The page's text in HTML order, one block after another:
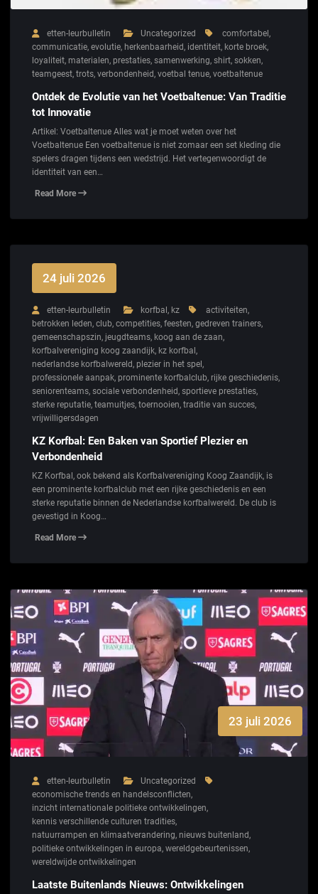
etten-leurbulletin Uncategorized comfortabel ,
communicatie, evolutie, herkenbaarheid, identiteit, korte broek,
loyaliteit, materialen, prestaties, samenwerking, shirt, sokken,
teamgeest, trots, verbondenheid, voetbal tenue, voetbaltenue
Ontdek de Evolutie van het Voetbaltenue: Van Traditie
tot Innovatie
Artikel: Voetbaltenue Alles wat je moet weten over het
Voetbaltenue Een voetbaltenue is niet zomaar een set kleding die
spelers dragen tijdens een wedstrijd. Het vertegenwoordigt de
identiteit van een…
Read More
24 juli 2026
etten-leurbulletin korfbal , kz activiteiten,
betrokken leden, club, competities, feesten, gedreven trainers,
gemeenschapszin, jeugdteams, koog aan de zaan,
korfbalvereniging koog zaandijk, kz korfbal ,
nederlandse korfbalwereld, plezier in het spel ,
professionele aanpak, prominente korfbalclub, rijke geschiedenis,
seniorenteams, sociale verbondenheid, sportieve prestaties,
sterke reputatie, teamuitjes, toernooien, traditie van succes,
vrijwilligersdagen
KZ Korfbal: Een Baken van Sportief Plezier en
Verbondenheid
KZ Korfbal, ook bekend als Korfbalvereniging Koog Zaandijk, is
een prominente korfbalclub met een rijke geschiedenis en een
sterke reputatie binnen de Nederlandse korfbalwereld. De club is
gevestigd in Koog…
Read More
23 juli 2026
etten-leurbulletin
Uncategorized
economische trends en handelsconflicten,
inzicht internationale politieke ontwikkelingen,
kennis verschillende culturen tradities,
natuurrampen en klimaatverandering, nieuws buitenland,
politieke ontwikkelingen in europa, wereldgebeurtenissen,
wereldwijde ontwikkelingen
Laatste Buitenlands Nieuws: Ontwikkelingen